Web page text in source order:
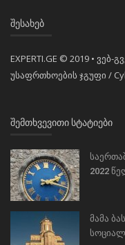
ᲨᲔᲡᲐᲮᲔᲑ
EXPERTI.GE © 2019 •
უსაფრთხოების ჯგუფი /
ᲨᲔᲛᲗᲮᲕᲔᲕᲘᲗᲘ ᲡᲢᲐᲢᲘᲔᲑᲘ
2022
მამა